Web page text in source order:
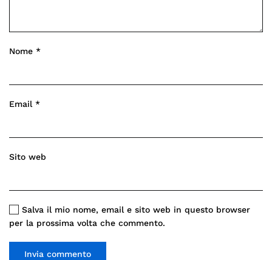
Nome *
Email *
Sito web
Salva il mio nome, email e sito web in questo browser
per la prossima volta che commento.
Invia commento